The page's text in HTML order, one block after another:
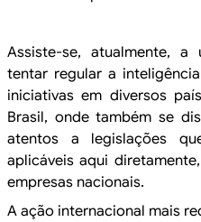
Assiste-se, atualmente, a
tentar regular a
iniciativas em diversos
Brasil, onde também se
atentos a legislações
aplicáveis aqui
empresas nacionais.
A ação internacional mais